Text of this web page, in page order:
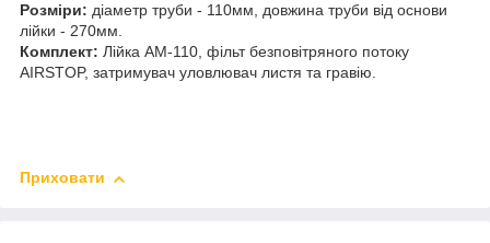
Розміри: діаметр труби - 110мм, довжина труби від основи
лійки - 270мм.
Комплект: Лійка AM-110, фільт безповітряного потоку
AIRSTOP, затримувач уловлювач листя та гравію.
Приховати